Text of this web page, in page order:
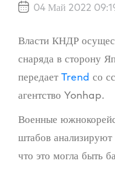
04 Май 2022
Власти КНДР
снаряда в сторону
передаетTrend со
агентство Yonhap.
Военные
штабов
что это могла быть